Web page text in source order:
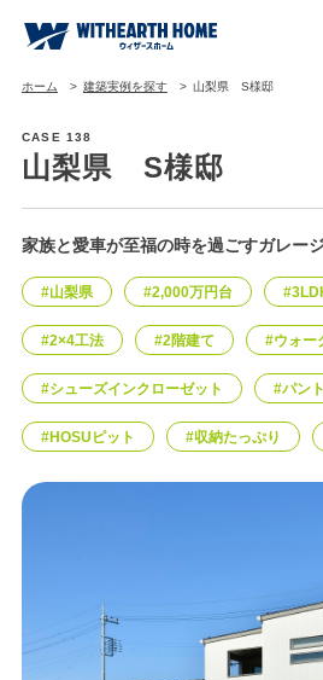
WITHEARTH HOME の
エリア限定商
ホーム 建築実例を探す 山梨県 S様邸
CASE 138
山梨県 S様邸
家族と愛車が至福の時を過ごすガレー
#山梨県 #2,000万円台
#2×4工法 #2階建て #ウォー
#シューズインクローゼット #パン
#HOSUピット #収納たっぷり